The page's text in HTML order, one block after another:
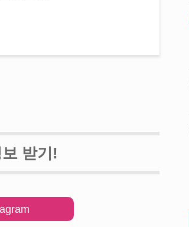
받기!